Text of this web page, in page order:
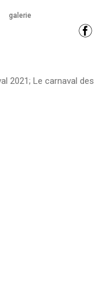
galerie
2021; Le carnaval des